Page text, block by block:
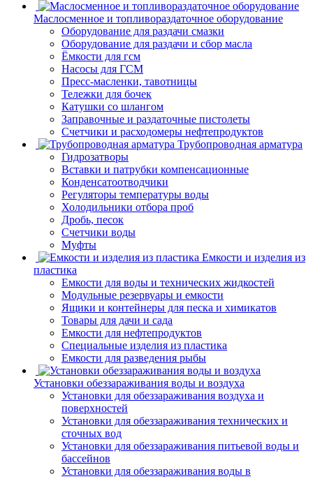
Маслосменное и топливораздаточное оборудование
Оборудование для раздачи смазки
Оборудование для раздачи и сбор масла
Ёмкости для гсм
Насосы для ГСМ
Пресс-масленки, тавотницы
Тележки для бочек
Катушки со шлангом
Заправочные и раздаточные пистолеты
Счетчики и расходомеры нефтепродуктов
Трубопроводная арматура
Гидрозатворы
Вставки и патрубки компенсационные
Конденсатоотводчики
Регуляторы температуры воды
Холодильники отбора проб
Дробь, песок
Счетчики воды
Муфты
Емкости и изделия из
пластика
Емкости для воды и технических жидкостей
Модульные резервуары и емкости
Ящики и контейнеры для песка и химикатов
Товары для дачи и сада
Емкости для нефтепродуктов
Специальные изделия из пластика
Емкости для разведения рыбы
Установки обеззараживания воды и воздуха
Установки для обеззараживания воздуха и
поверхностей
Установки для обеззараживания технических и
сточных вод
Установки для обеззараживания питьевой воды и
бассейнов
Установки для обеззараживания воды в